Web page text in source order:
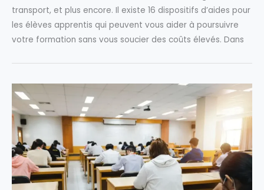
transport, et plus encore. Il existe 16 dispositifs d’aides pour
les élèves apprentis qui peuvent vous aider à poursuivre
votre formation sans vous soucier des coûts élevés. Dans